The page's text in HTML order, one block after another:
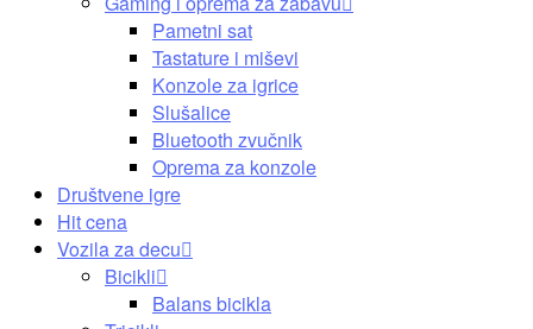
Pametni sat
Tastature i miševi
Konzole za igrice
Slušalice
Bluetooth zvučnik
Oprema za konzole
Društvene igre
Hit cena
Vozila za decu
Bicikli
Balans bicikla